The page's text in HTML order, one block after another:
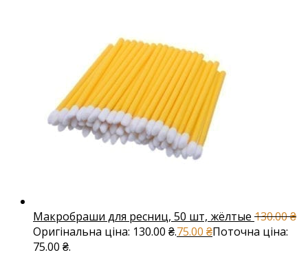
Макробраши для ресниц, 50 шт, жёлтые 130.00₴
Оригінальна ціна: 130.00 ₴.75.00 ₴Поточна ціна:
75.00 ₴.